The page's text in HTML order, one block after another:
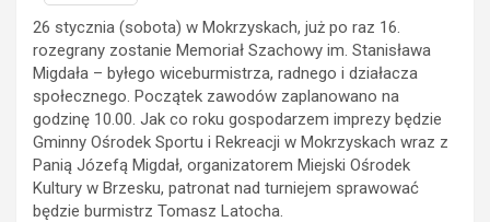
26 stycznia (sobota) w Mokrzyskach, już po raz 16.
rozegrany zostanie Memoriał Szachowy im. Stanisława
Migdała – byłego wiceburmistrza, radnego i działacza
społecznego. Początek zawodów zaplanowano na
godzinę 10.00. Jak co roku gospodarzem imprezy będzie
Gminny Ośrodek Sportu i Rekreacji w Mokrzyskach wraz z
Panią Józefą Migdał, organizatorem Miejski Ośrodek
Kultury w Brzesku, patronat nad turniejem sprawować
będzie burmistrz Tomasz Latocha.